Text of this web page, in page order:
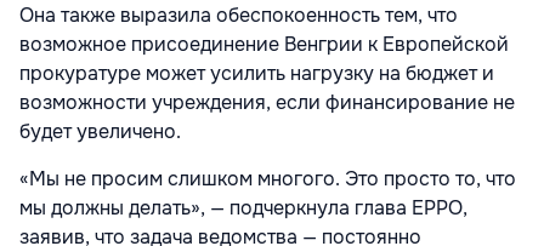
Она также выразила обеспокоенность тем, что
возможное присоединение Венгрии к Европейской
прокуратуре может усилить нагрузку на бюджет и
возможности учреждения, если финансирование не
будет увеличено.
«Мы не просим слишком многого. Это просто то, что
мы должны делать», — подчеркнула глава EPPO,
заявив, что задача ведомства — постоянно